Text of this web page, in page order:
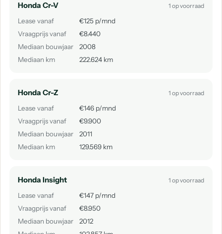
Honda Cr-V 1 op voorraad
Lease vanaf
€125 p/mnd
Vraagprijs vanaf
€8.440
Mediaan bouwjaar
2008
Mediaan km
222.624 km
Honda Cr-Z 1 op voorraad
Lease vanaf
€146 p/mnd
Vraagprijs vanaf
€9.900
Mediaan bouwjaar
2011
Mediaan km
129.569 km
Honda Insight 1 op voorraad
Lease vanaf
€147 p/mnd
Vraagprijs vanaf
€8.950
Mediaan bouwjaar
2012